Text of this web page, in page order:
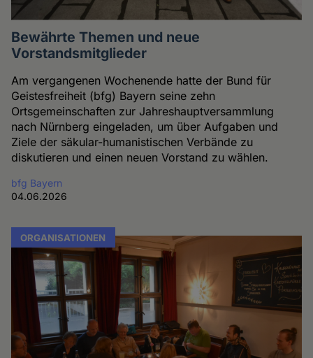
Bewährte Themen und neue
Vorstandsmitglieder
Am vergangenen Wochenende hatte der Bund für
Geistesfreiheit (bfg) Bayern seine zehn
Ortsgemeinschaften zur Jahreshauptversammlung
nach Nürnberg eingeladen, um über Aufgaben und
Ziele der säkular-humanistischen Verbände zu
diskutieren und einen neuen Vorstand zu wählen.
bfg Bayern
04.06.2026
ORGANISATIONEN